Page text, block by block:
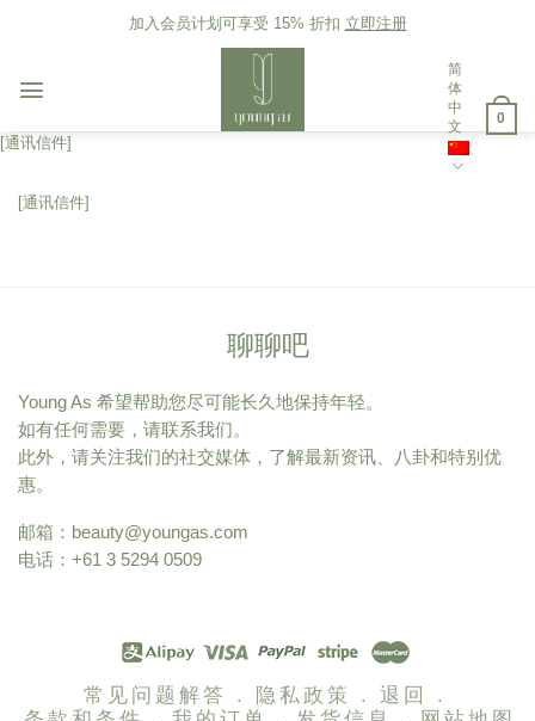
加入会员计划可享受 15% 折扣 立即注册
简
体
中
文
0
[通讯信件]
[通讯信件]
聊聊吧
Young As 希望帮助您尽可能长久地保持年轻。
如有任何需要，请联系我们。
此外，请关注我们的社交媒体，了解最新资讯、八卦和特别优
惠。
邮箱： beauty@youngas.com
电话：+61 3 5294 0509
常见问题解答 . 隐私政策 .
退回 .